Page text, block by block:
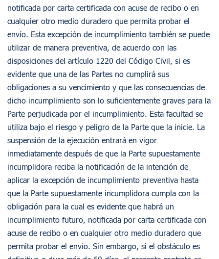
notificada por carta certificada con acuse de recibo o en
cualquier otro medio duradero que permita probar el
envío. Esta excepción de incumplimiento también se puede
utilizar de manera preventiva, de acuerdo con las
disposiciones del artículo 1220 del Código Civil, si es
evidente que una de las Partes no cumplirá sus
obligaciones a su vencimiento y que las consecuencias de
dicho incumplimiento son lo suficientemente graves para la
Parte perjudicada por el incumplimiento. Esta facultad se
utiliza bajo el riesgo y peligro de la Parte que la inicie. La
suspensión de la ejecución entrará en vigor
inmediatamente después de que la Parte supuestamente
incumplidora reciba la notificación de la intención de
aplicar la excepción de incumplimiento preventiva hasta
que la Parte supuestamente incumplidora cumpla con la
obligación para la cual es evidente que habrá un
incumplimiento futuro, notificada por carta certificada con
acuse de recibo o en cualquier otro medio duradero que
permita probar el envío. Sin embargo, si el obstáculo es